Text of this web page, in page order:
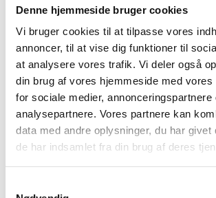
Denne hjemmeside bruger cookies
Vi bruger cookies til at tilpasse vores
annoncer, til at vise dig funktioner til
at analysere vores trafik. Vi deler også
din brug af vores hjemmeside med vores
for sociale medier, annonceringspartnere
analysepartnere. Vores partnere kan
data med andre oplysninger, du har givet
de har indsamlet fra din brug af deres
euforiserende stoffer med på rejsen,
medbringe en Schengen-attest
medicinattest.
For yderligere information henvises til
Udenrigsministeriets hjemmeside samt
Ældreministeriet angående medicin på
udenfor Schengen-samarbejdet: